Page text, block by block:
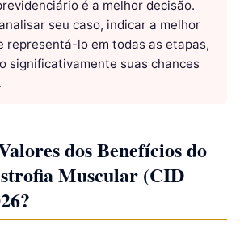
é a melhor decisão.
seu caso, indicar a melhor
representá-lo em todas as etapas,
significativamente suas chances
dos Benefícios do
Muscular (CID